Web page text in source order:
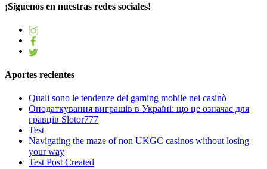
¡Síguenos en nuestras redes sociales!
Aportes recientes
Quali sono le tendenze del gaming mobile nei casinò
Оподаткування виграшів в Україні: що це означає для
гравців Slotor777
Test
Navigating the maze of non UKGC casinos without losing
your way
Test Post Created